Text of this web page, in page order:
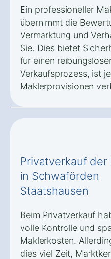
Ein professioneller
übernimmt die
Vermarktung und
Sie. Dies bietet
für einen
Verkaufsprozess, ist
Maklerprovisionen
Privatverkauf der
in Schwaförden
Staatshausen
Beim Privatverkauf
volle Kontrolle und
Maklerkosten.
dies viel Zeit,